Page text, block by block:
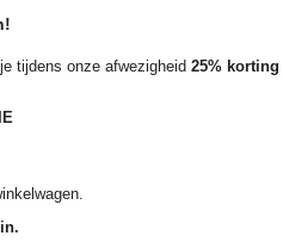
tijdens onze afwezigheid 25% korting
in.